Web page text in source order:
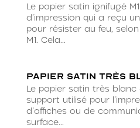
Le papier satin ignifugé
d’impression qui a reçu
pour résister au feu,
M1. Cela...
Papier satin très
Le papier satin très
support utilisé pour
d’affiches ou de
surface...